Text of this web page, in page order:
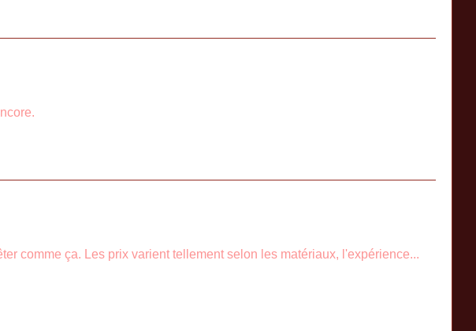
comme ça. Les prix varient tellement selon les matériaux, l'expérience...